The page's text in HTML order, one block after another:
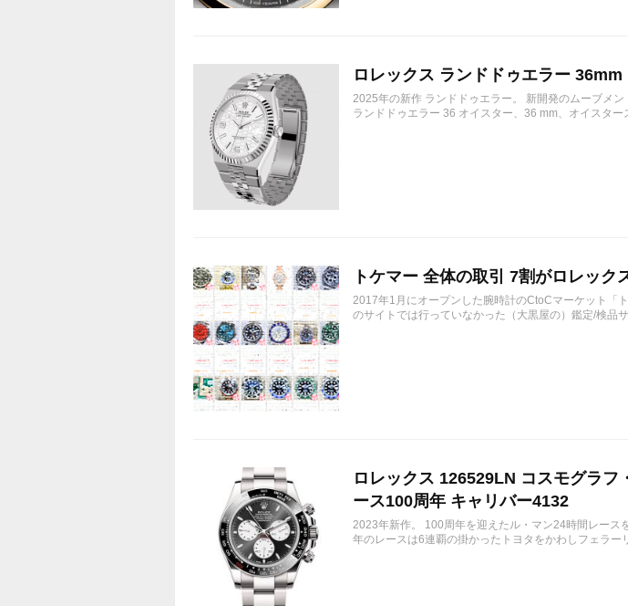
ロレックス ランドドゥエラー
2025年の新作 ランドドゥエラー。 新開発のムーブメ
ランドドゥエラー 36 オイスター、36 mm、オイスタ
トケマー 全体の取引 7割がロレック
2017年1月にオープンした腕時計のCtoCマーケット「
のサイトでは行っていなかった（大黒屋の）鑑定/検品
ロレックス 126529LN コスモグラ
ース100周年 キャリバー4132
2023年新作。 100周年を迎えたル・マン24時間レース
年のレースは6連覇の掛かったトヨタをかわしフェラー